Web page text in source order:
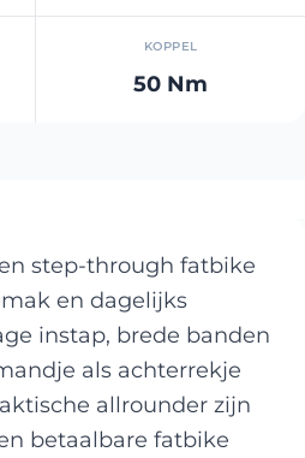
KOPPEL
50 Nm
step-through fatbike
en dagelijks
instap, brede banden
als achterrekje
allrounder zijn
betaalbare fatbike